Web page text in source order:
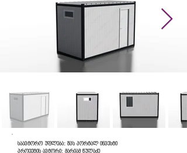
საავტორო უფლება: შპს პორტალ ინვესტი
პროექტის ავტორი: მარიამ წულაძე